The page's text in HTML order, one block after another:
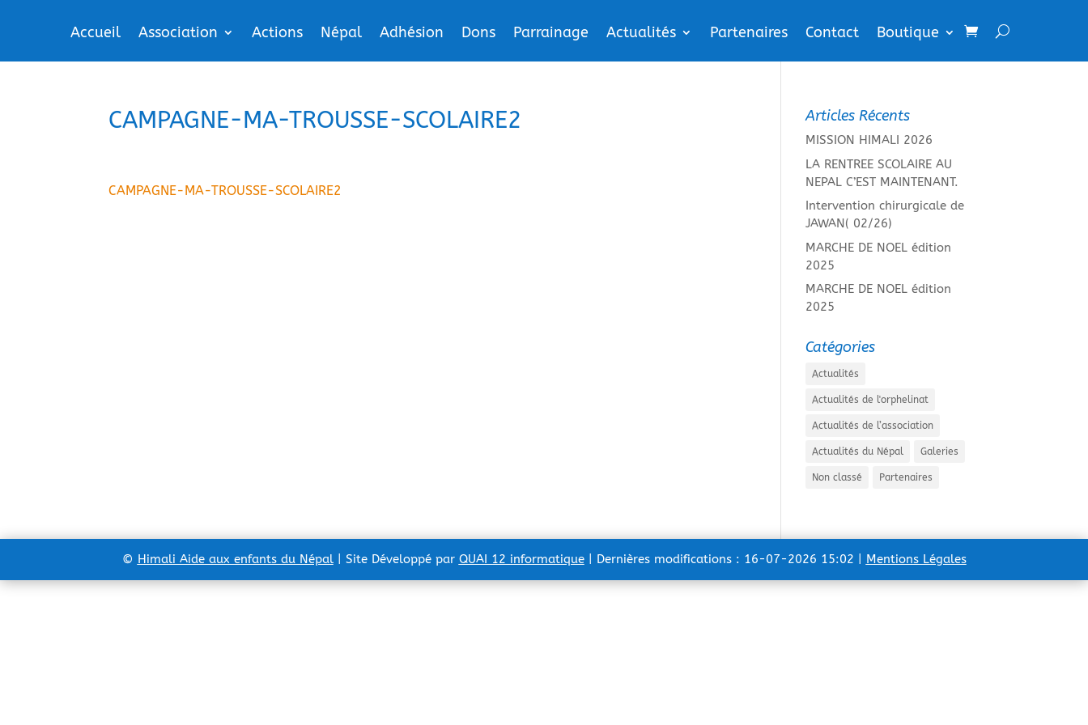
Accueil Association Actions Népal Adhésion Dons Parrainage Actualités Partenaires Contact Boutique
CAMPAGNE-MA-TROUSSE-SCOLAIRE2
CAMPAGNE-MA-TROUSSE-SCOLAIRE2
Articles Récents
MISSION HIMALI 2026
LA RENTREE SCOLAIRE AU
NEPAL C’EST MAINTENANT.
Intervention chirurgicale de
JAWAN( 02/26)
MARCHE DE NOEL édition
2025
MARCHE DE NOEL édition
2025
Catégories
Actualités
Actualités de l'orphelinat
Actualités de l’association
Actualités du Népal Galeries
Non classé Partenaires
© Himali Aide aux enfants du Népal | Site Développé par QUAI 12 informatique | Dernières modifications : 16-07-2026 15:02 | Mentions Légales